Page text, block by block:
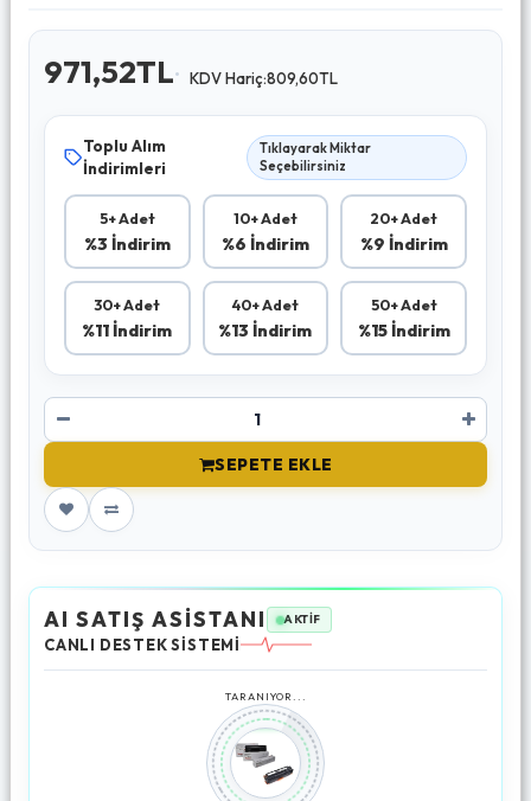
971,52TL KDV Hariç:809,60TL
Toplu Alım
İndirimleri
Tıklayarak Miktar
Seçebilirsiniz
5+ Adet
%3 İndirim
10+ Adet
%6 İndirim
20+ Adet
%9 İndirim
30+ Adet
%11 İndirim
40+ Adet
%13 İndirim
50+ Adet
%15 İndirim
SEPETE EKLE
AI SATIŞ ASİSTANI AKTİF
CANLI DESTEK SİSTEMİ
TARANIYOR...